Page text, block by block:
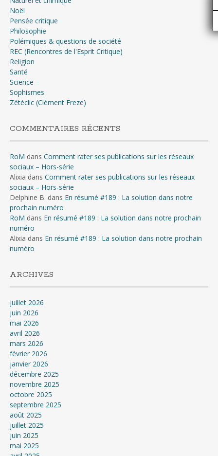
Noël
Pensée critique
Philosophie
Polémiques & questions de société
REC (Rencontres de l'Esprit Critique)
Religion
Santé
Science
Sophismes
Zétéclic (Clément Freze)
COMMENTAIRES RÉCENTS
RoM dans Comment rater ses publications sur les réseaux
sociaux – Hors-série
Alixia dans Comment rater ses publications sur les réseaux
sociaux – Hors-série
Delphine B. dans En résumé #189 : La solution dans notre
prochain numéro
RoM dans En résumé #189 : La solution dans notre prochain
numéro
Alixia dans En résumé #189 : La solution dans notre prochain
numéro
ARCHIVES
juillet 2026
juin 2026
mai 2026
avril 2026
mars 2026
février 2026
janvier 2026
décembre 2025
novembre 2025
octobre 2025
septembre 2025
août 2025
juillet 2025
juin 2025
mai 2025